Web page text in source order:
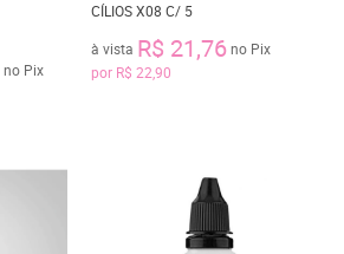
no Pix
CÍLIOS X08 C/ 5
à vista R$ 21,76no Pix
por R$ 22,90